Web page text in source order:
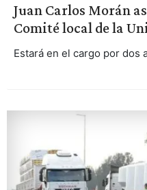
Juan Carlos Morán
Comité local de la
Estará en el cargo por dos